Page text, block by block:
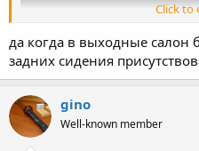
Click to
да когда в выходные салон
задних сидения
gino
Well-known member